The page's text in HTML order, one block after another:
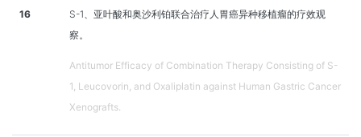
16
S-1、亚叶酸和奥沙利铂联合治疗人胃癌异种移植瘤的疗效观
察。
Antitumor Efficacy of Combination Therapy Consisting of S-
1, Leucovorin, and Oxaliplatin against Human Gastric Cancer
Xenografts.